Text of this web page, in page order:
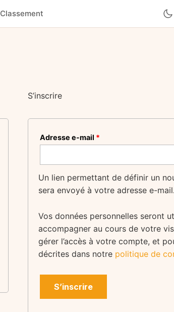
Classement
S’inscrire
Adresse e-mail *
Un lien permettant de définir un
sera envoyé à votre adresse e-mail.
Vos données personnelles seront
accompagner au cours de votre
gérer l’accès à votre compte, et
décrites dans notre politique de
S’inscrire